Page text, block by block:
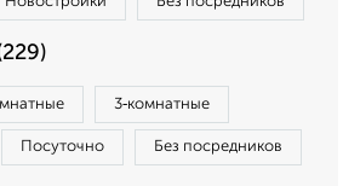
3‑комнатные
Посуточно Без посредников